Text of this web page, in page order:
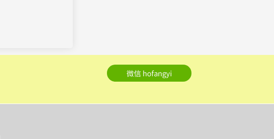
微信 hofangyi